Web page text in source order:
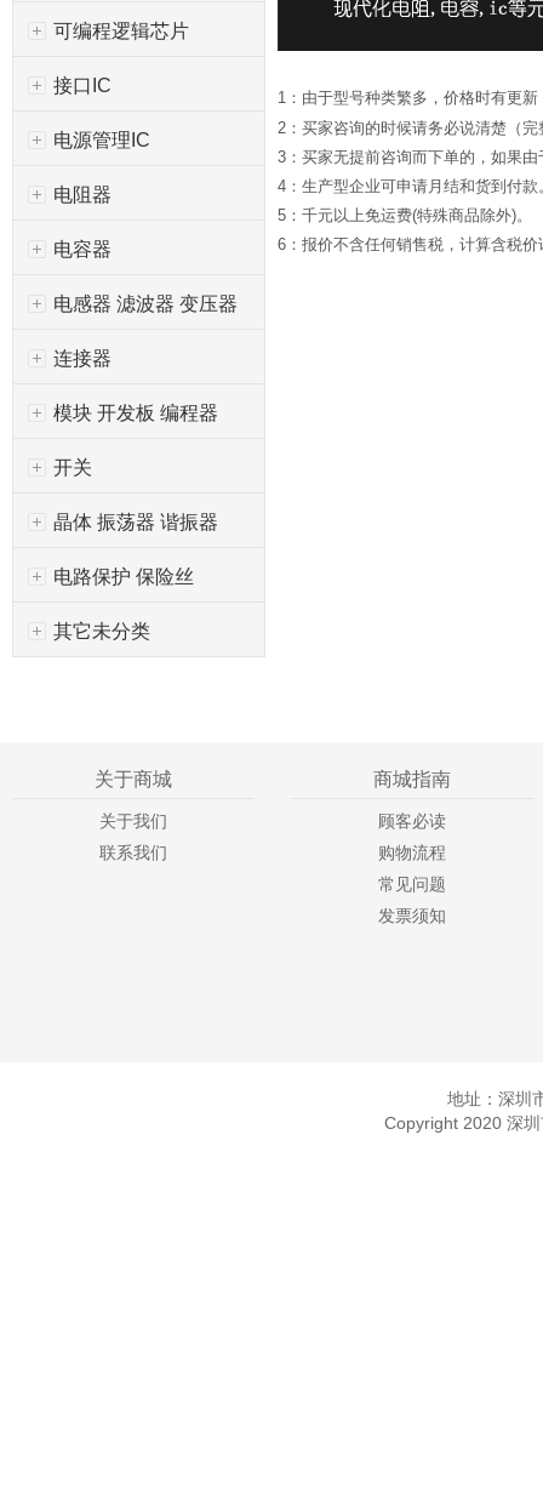
可编程逻辑芯片
接口IC
电源管理IC
电阻器
电容器
电感器 滤波器 变压器
连接器
模块 开发板 编程器
开关
晶体 振荡器 谐振器
电路保护 保险丝
其它未分类
1：由于型号种类繁多，价格时有更
2：买家咨询的时候请务必说清楚（
3：买家无提前咨询而下单的，如果
4：生产型企业可申请月结和货到付款
5：千元以上免运费(特殊商品除外)。
6：报价不含任何销售税，计算含税价
关于商城
关于我们
联系我们
商城指南
顾客必读
购物流程
常见问题
发票须知
地址：深圳
Copyright 2020 深